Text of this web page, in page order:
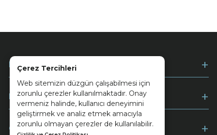
Çerez Tercihleri
Web sitemizin düzgün çalışabilmesi için
zorunlu çerezler kullanılmaktadır. Onay
vermeniz halinde, kullanıcı deneyimini
geliştirmek ve analiz etmek amacıyla
zorunlu olmayan çerezler de kullanılabilir.
Kurumsal
Müşteri Hizmetleri
Ödeme